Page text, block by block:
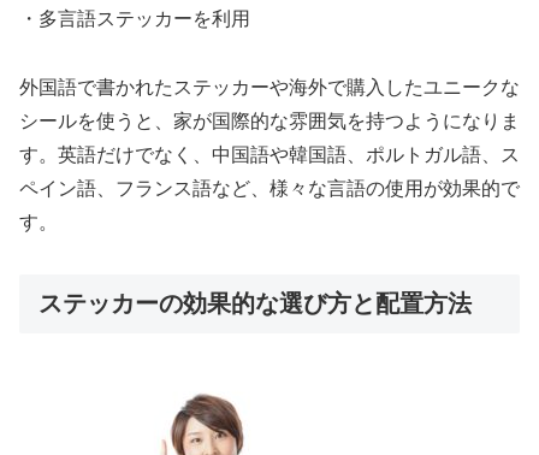
・多言語ステッカーを利用
外国語で書かれたステッカーや海外で購入したユニークな
シールを使うと、家が国際的な雰囲気を持つようになりま
す。英語だけでなく、中国語や韓国語、ポルトガル語、ス
ペイン語、フランス語など、様々な言語の使用が効果的で
す。
ステッカーの効果的な選び方と配置方法